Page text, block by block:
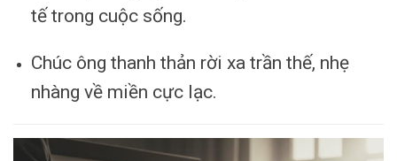
tế trong cuộc sống.
Chúc ông thanh thản rời xa trần thế, nhẹ
nhàng về miền cực lạc.